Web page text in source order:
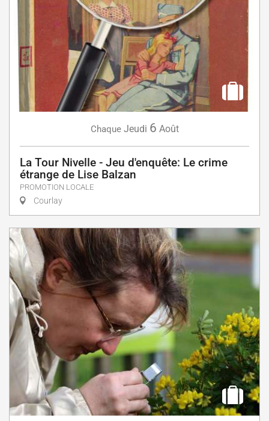
Chaque Jeudi 6 Août
La Tour Nivelle - Jeu d'enquête: Le crime
étrange de Lise Balzan
PROMOTION LOCALE
Courlay